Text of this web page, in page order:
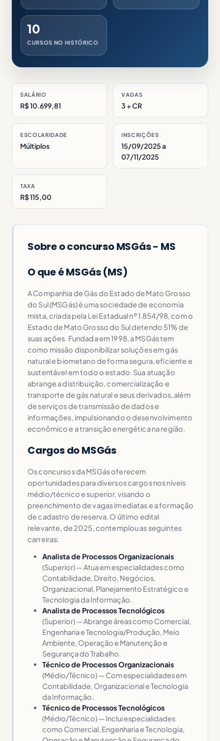
10
CURSOS NO HISTÓRICO
SALÁRIO
R$ 10.699,81
VAGAS
3 + CR
ESCOLARIDADE
Múltiplos
INSCRIÇÕES
15/09/2025 a
07/11/2025
TAXA
R$ 115,00
Sobre o concurso MSGás - MS
O que é MSGás (MS)
A Companhia de Gás do Estado de Mato Grosso
do Sul (MSGás) é uma sociedade de economia
mista, criada pela Lei Estadual nº 1.854/98, com o
Estado de Mato Grosso do Sul detendo 51% de
suas ações. Fundada em 1998, a MSGás tem
como missão disponibilizar soluções em gás
natural e biometano de forma segura, eficiente e
sustentável em todo o estado. Sua atuação
abrange a distribuição, comercialização e
transporte de gás natural e seus derivados, além
de serviços de transmissão de dados e
informações, impulsionando o desenvolvimento
econômico e a transição energética na região.
Cargos do MSGás
Os concursos da MSGás oferecem
oportunidades para diversos cargos nos níveis
médio/técnico e superior, visando o
preenchimento de vagas imediatas e a formação
de cadastro de reserva. O último edital
relevante, de 2025, contemplou as seguintes
carreiras:
Analista de Processos Organizacionais
(Superior) — Atua em especialidades como
Contabilidade, Direito, Negócios,
Organizacional, Planejamento Estratégico e
Tecnologia da Informação.
Analista de Processos Tecnológicos
(Superior) — Abrange áreas como Comercial,
Engenharia e Tecnologia/Produção, Meio
Ambiente, Operação e Manutenção e
Segurança do Trabalho.
Técnico de Processos Organizacionais
(Médio/Técnico) — Com especialidades em
Contabilidade, Organizacional e Tecnologia
da Informação.
Técnico de Processos Tecnológicos
(Médio/Técnico) — Inclui especialidades
como Comercial, Engenharia e Tecnologia,